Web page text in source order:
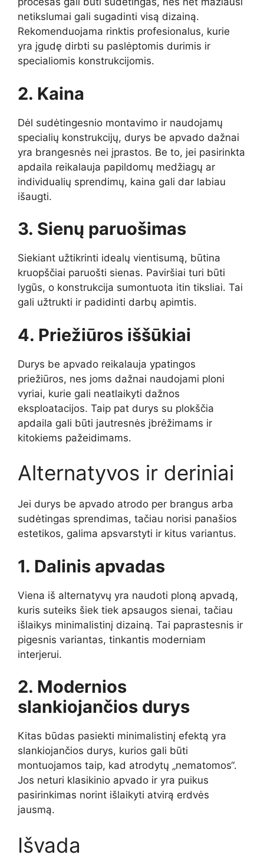
netikslumai gali sugadinti visą dizainą.
Rekomenduojama rinktis profesionalus, kurie
yra įgudę dirbti su paslėptomis durimis ir
specialiomis konstrukcijomis.
2. Kaina
Dėl sudėtingesnio montavimo ir naudojamų
specialių konstrukcijų, durys be apvado dažnai
yra brangesnės nei įprastos. Be to, jei pasirinkta
apdaila reikalauja papildomų medžiagų ar
individualių sprendimų, kaina gali dar labiau
išaugti.
3. Sienų paruošimas
Siekiant užtikrinti idealų vientisumą, būtina
kruopščiai paruošti sienas. Paviršiai turi būti
lygūs, o konstrukcija sumontuota itin tiksliai. Tai
gali užtrukti ir padidinti darbų apimtis.
4. Priežiūros iššūkiai
Durys be apvado reikalauja ypatingos
priežiūros, nes joms dažnai naudojami ploni
vyriai, kurie gali neatlaikyti dažnos
eksploatacijos. Taip pat durys su plokščia
apdaila gali būti jautresnės įbrėžimams ir
kitokiems pažeidimams.
Alternatyvos ir deriniai
Jei durys be apvado atrodo per brangus arba
sudėtingas sprendimas, tačiau norisi panašios
estetikos, galima apsvarstyti ir kitus variantus.
1. Dalinis apvadas
Viena iš alternatyvų yra naudoti ploną apvadą,
kuris suteiks šiek tiek apsaugos sienai, tačiau
išlaikys minimalistinį dizainą. Tai paprastesnis ir
pigesnis variantas, tinkantis moderniam
interjerui.
2. Modernios
slankiojančios durys
Kitas būdas pasiekti minimalistinį efektą yra
slankiojančios durys, kurios gali būti
montuojamos taip, kad atrodytų „nematomos“.
Jos neturi klasikinio apvado ir yra puikus
pasirinkimas norint išlaikyti atvirą erdvės
jausmą.
Išvada